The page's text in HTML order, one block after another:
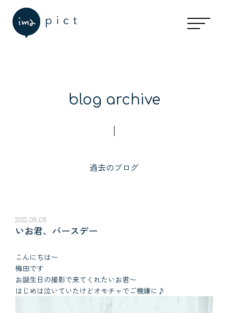
blog archive
過去のブログ
2022.09.08
いお君、バースデー
こんにちは〜
梅田です
お誕生日の撮影で来てくれたいお君〜
はじめは泣いていたけどオモチャでご機嫌に♪